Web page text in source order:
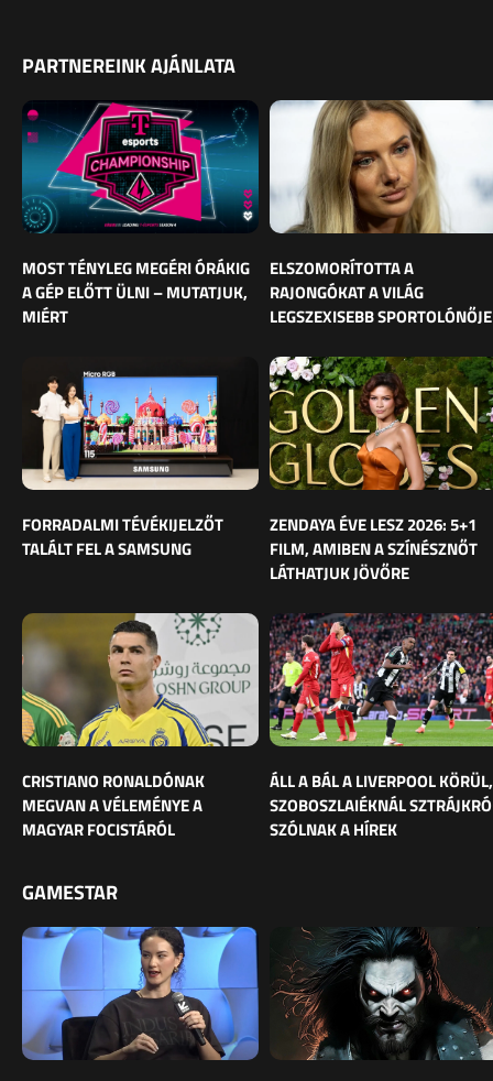
PARTNEREINK AJÁNLATA
MOST TÉNYLEG MEGÉRI ÓRÁKIG
A GÉP ELŐTT ÜLNI – MUTATJUK,
MIÉRT
ELSZOMORÍTOTTA A
RAJONGÓKAT A VILÁG
LEGSZEXISEBB SPORTOLÓNŐJE
FORRADALMI TÉVÉKIJELZŐT
TALÁLT FEL A SAMSUNG
ZENDAYA ÉVE LESZ 2026: 5+1
FILM, AMIBEN A SZÍNÉSZNŐT
LÁTHATJUK JÖVŐRE
CRISTIANO RONALDÓNAK
MEGVAN A VÉLEMÉNYE A
MAGYAR FOCISTÁRÓL
ÁLL A BÁL A LIVERPOOL KÖRÜL,
SZOBOSZLAIÉKNÁL
SZÓLNAK A HÍREK
GAMESTAR